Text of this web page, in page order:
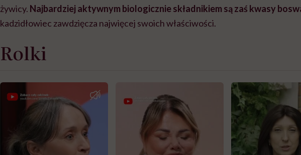
żywicy. Najbardziej aktywnym biologicznie składnikiem są zaś kwasy
kadzidłowiec zawdzięcza najwięcej swoich właściwości.
Rolki